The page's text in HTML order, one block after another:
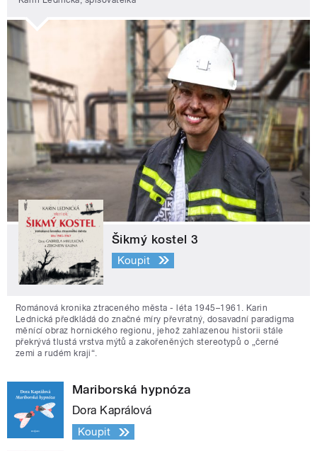
Šikmý kostel 3
Koupit
Románová kronika ztraceného města - léta 1945–1961. Karin
Lednická předkládá do značné míry převratný, dosavadní paradigma
měnící obraz hornického regionu, jehož zahlazenou historii stále
překrývá tlustá vrstva mýtů a zakořeněných stereotypů o „černé
zemi a rudém kraji“.
Mariborská hypnóza
Dora Kaprálová
Koupit